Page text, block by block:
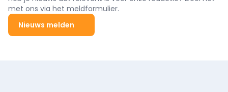
met ons via het meldformulier.
Nieuws melden